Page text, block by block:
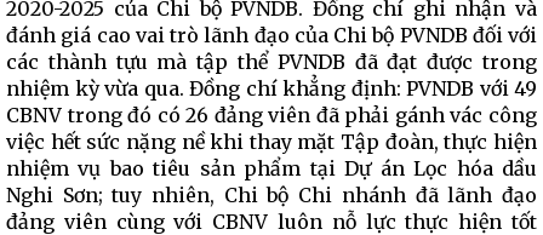
2020-2025 của Chi bộ PVNDB. Đồng chí ghi nhận và
đánh giá cao vai trò lãnh đạo của Chi bộ PVNDB đối với
các thành tựu mà tập thể PVNDB đã đạt được trong
nhiệm kỳ vừa qua. Đồng chí khẳng định: PVNDB với 49
CBNV trong đó có 26 đảng viên đã phải gánh vác công
việc hết sức nặng nề khi thay mặt Tập đoàn, thực hiện
nhiệm vụ bao tiêu sản phẩm tại Dự án Lọc hóa dầu
Nghi Sơn; tuy nhiên, Chi bộ Chi nhánh đã lãnh đạo
đảng viên cùng với CBNV luôn nỗ lực thực hiện tốt